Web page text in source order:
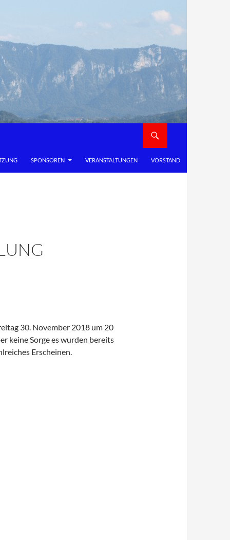
SPONSOREN VERANSTALTUNGEN VORSTAND
30. November 2018 um 20
keine Sorge es wurden bereits
Erscheinen.